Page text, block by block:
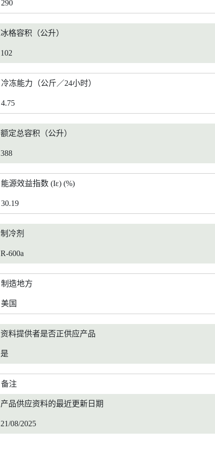
290
冰格容积（公升）
102
冷冻能力（公斤／24小时）
4.75
额定总容积（公升）
388
能源效益指数 (Iε) (%)
30.19
制冷剂
R-600a
制造地方
美国
资料提供者是否正供应产品
是
备注
产品供应资料的最近更新日期
21/08/2025